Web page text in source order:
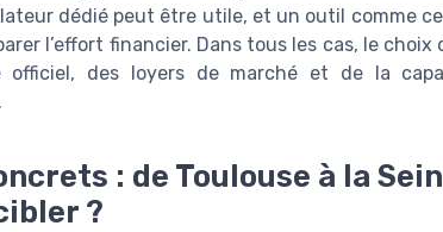
dédié peut être utile, et un outil comme
l’effort financier. Dans tous les cas, le
officiel, des loyers de marché et de la
: de Toulouse à la
?